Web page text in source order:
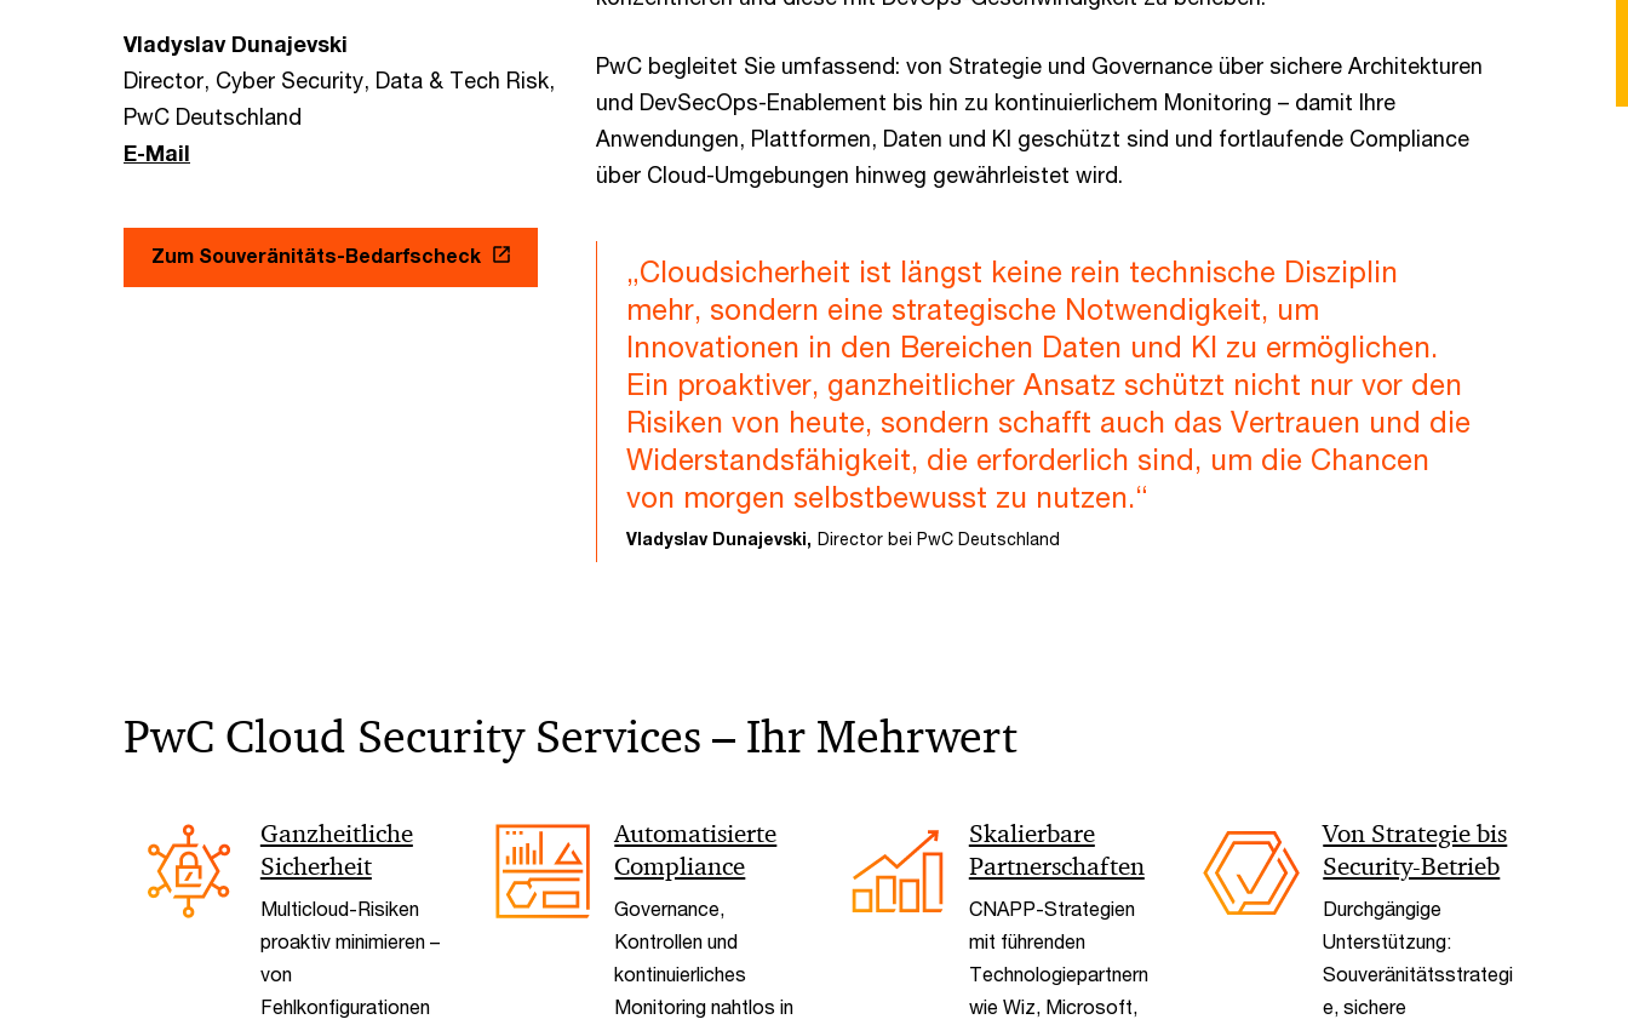
Vladyslav Dunajevski
Director, Cyber Security, Data & Tech Risk,
PwC Deutschland
E-Mail
Zum Souveränitäts-Bedarfscheck
PwC begleitet Sie umfassend: von Strategie und Governance über sichere Architekturen
und DevSecOps-Enablement bis hin zu kontinuierlichem Monitoring – damit Ihre
Anwendungen, Plattformen, Daten und KI geschützt sind und fortlaufende Compliance
über Cloud-Umgebungen hinweg gewährleistet wird.
„Cloudsicherheit ist längst keine rein technische Disziplin
mehr, sondern eine strategische Notwendigkeit, um
Innovationen in den Bereichen Daten und KI zu ermöglichen.
Ein proaktiver, ganzheitlicher Ansatz schützt nicht nur vor den
Risiken von heute, sondern schafft auch das Vertrauen und die
Widerstandsfähigkeit, die erforderlich sind, um die Chancen
von morgen selbstbewusst zu nutzen.“
Vladyslav Dunajevski, Director bei PwC Deutschland
PwC Cloud Security Services – Ihr Mehrwert
Ganzheitliche
Sicherheit
Multicloud-Risiken
proaktiv minimieren –
von
Fehlkonfigurationen
Automatisierte
Compliance
Governance,
Kontrollen und
kontinuierliches
Monitoring nahtlos in
Skalierbare
Partnerschaften
CNAPP-Strategien
mit führenden
Technologiepartnern
wie Wiz, Microsoft,
Von Strategie bis
Security-Betrieb
Durchgängige
Unterstützung:
Souveränitätsstrategi
e, sichere